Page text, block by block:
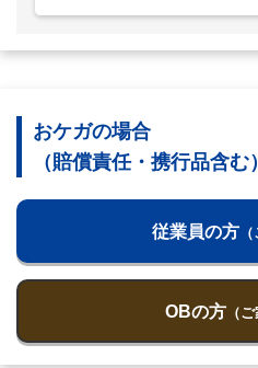
おケガの場合
（賠償責任・携行品含む）
従業員の方（
OBの方（ご